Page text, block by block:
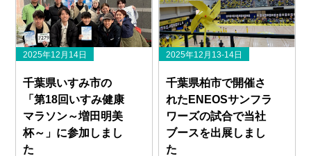
2025年12月14日
千葉県いすみ市の
「第18回いすみ健康
マラソン～増田明美
杯～」に参加しまし
た
2025年12月13-14日
千葉県柏市で開催さ
れたENEOSサンフラ
ワーズの試合で当社
ブースを出展しまし
た